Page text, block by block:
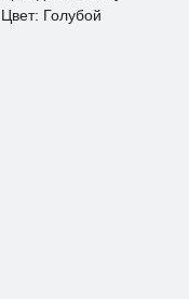
Цвет: Голубой